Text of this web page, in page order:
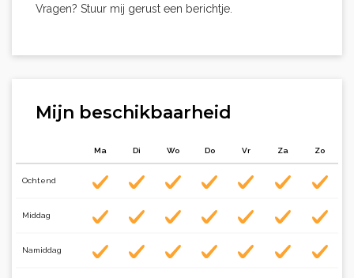
Vragen? Stuur mij gerust een berichtje.
Mijn beschikbaarheid
Ma Di Wo Do Vr Za Zo
Ochtend
Middag
Namiddag